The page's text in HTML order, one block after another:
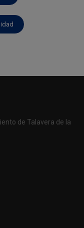
de Talavera de la